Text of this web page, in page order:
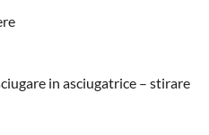
in asciugatrice – stirare